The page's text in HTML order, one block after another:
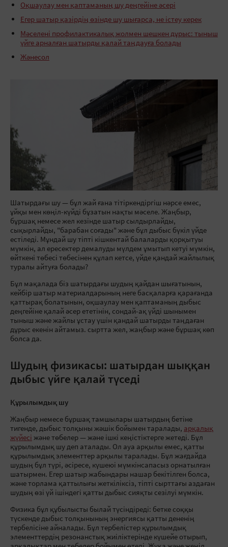
Оқшаулау мен қаптаманың шу деңгейіне әсері
Егер шатыр қазірдің өзінде шу шығарса, не істеу керек
Мәселені профилактикалық жолмен шешкен дұрыс: тыныш
үйге арналған шатырды қалай таңдауға болады
Жәнесол
Шатырдағы шу — бұл жай ғана тітіркендіргіш нәрсе емес,
ұйқы мен көңіл-күйді бұзатын нақты мәселе. Жаңбыр,
бұршақ немесе жел кезінде шатыр сылдырлайды,
сықырлайды, "барабан соғады" және бұл дыбыс бүкіл үйде
естіледі. Мұндай шу тіпті кішкентай балаларды қорқытуы
мүмкін, ал ересектер демалуды мүлдем ұмытып кетуі мүмкін,
өйткені төбесі төбесінен құлап кетсе, үйде қандай жайлылық
туралы айтуға болады?
Бұл мақалада біз шатырдағы шудың қайдан шығатынын,
кейбір шатыр материалдарының неге басқаларға қарағанда
қаттырақ болатынын, оқшаулау мен қаптаманың дыбыс
деңгейіне қалай әсер ететінін, сондай-ақ үйді шынымен
тыныш және жайлы ұстау үшін қандай шатырды таңдаған
дұрыс екенін айтамыз. сыртта жел, жаңбыр және бұршақ көп
болса да.
Шудың физикасы: шатырдан шыққан
дыбыс үйге қалай түседі
Құрылымдық шу
Жаңбыр немесе бұршақ тамшылары шатырдың бетіне
тигенде, дыбыс толқыны жәшік бойымен таралады, арқалық
жүйесі және төбелер — және ішкі кеңістіктерге жетеді. Бұл
құрылымдық шу деп аталады. Ол ауа арқылы емес, қатты
құрылымдық элементтер арқылы таралады. Бұл жағдайда
шудың бұл түрі, әсіресе, күшеюі мүмкінсапасыз орнатылған
шатырмен. Егер шатыр жабындары нашар бекітілген болса,
және торлама қаттылығы жеткіліксіз, тіпті сырттағы аздаған
шудың өзі үй ішіндегі қатты дыбыс сияқты сезілуі мүмкін.
Физика бұл құбылысты былай түсіндіреді: бетке соққы
түскенде дыбыс толқынының энергиясы қатты дененің
тербелісіне айналады. Бұл тербелістер құрылымдық
элементтердің резонанстық жиіліктерінде күшейе отырып,